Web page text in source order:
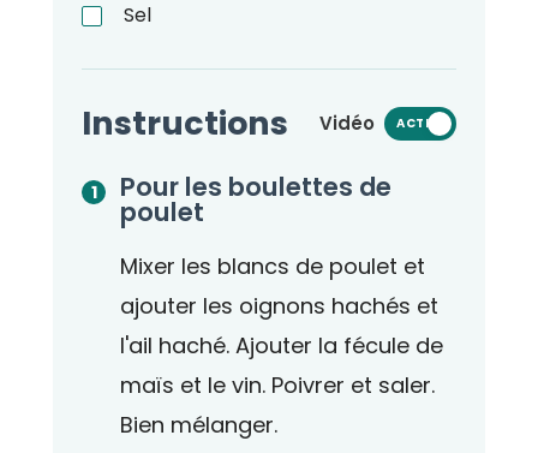
Sel
Instructions Vidéo ACTIVÉ
Pour les boulettes de
poulet
Mixer les blancs de poulet et
ajouter les oignons hachés et
l'ail haché. Ajouter la fécule de
maïs et le vin. Poivrer et saler.
Bien mélanger.